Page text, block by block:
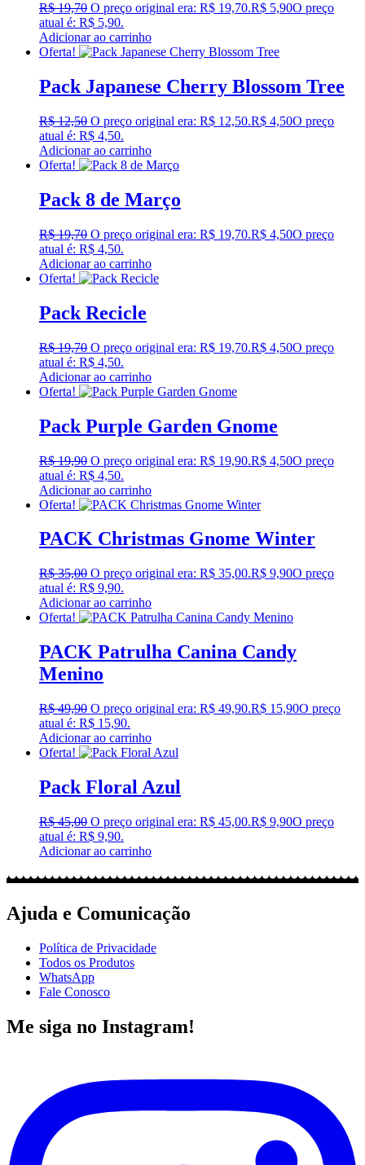
R$19,70 O preço original era: R$ 19,70.R$ 5,90O preço
atual é: R$ 5,90.
Adicionar ao carrinho
Oferta!
Pack Japanese Cherry Blossom Tree
R$12,50 O preço original era: R$ 12,50.R$ 4,50O preço
atual é: R$ 4,50.
Adicionar ao carrinho
Oferta!
Pack 8 de Março
R$19,70 O preço original era: R$ 19,70.R$ 4,50O preço
atual é: R$ 4,50.
Adicionar ao carrinho
Oferta!
Pack Recicle
R$19,70 O preço original era: R$ 19,70.R$ 4,50O preço
atual é: R$ 4,50.
Adicionar ao carrinho
Oferta!
Pack Purple Garden Gnome
R$19,90 O preço original era: R$ 19,90.R$ 4,50O preço
atual é: R$ 4,50.
Adicionar ao carrinho
Oferta!
PACK Christmas Gnome Winter
R$35,00 O preço original era: R$ 35,00.R$ 9,90O preço
atual é: R$ 9,90.
Adicionar ao carrinho
Oferta!
PACK Patrulha Canina Candy
Menino
R$49,90 O preço original era: R$ 49,90.R$ 15,90O preço
atual é: R$ 15,90.
Adicionar ao carrinho
Oferta!
Pack Floral Azul
R$45,00 O preço original era: R$ 45,00.R$ 9,90O preço
atual é: R$ 9,90.
Adicionar ao carrinho
Ajuda e Comunicação
Política de Privacidade
Todos os Produtos
WhatsApp
Fale Conosco
Me siga no Instagram!